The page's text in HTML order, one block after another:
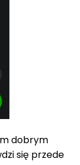
dobrym
się przede